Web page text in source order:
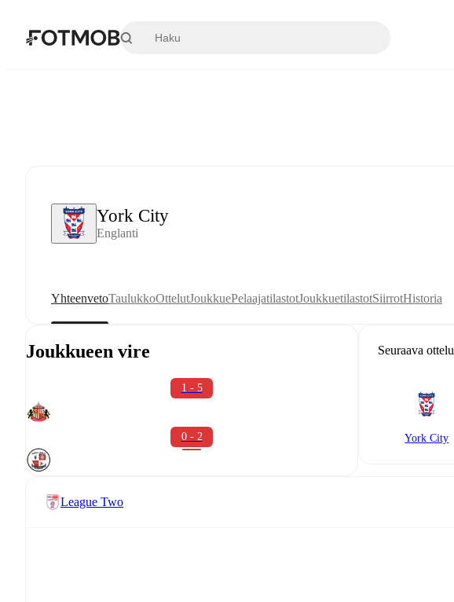
York City
Englanti
YhteenvetoTaulukkoOttelutJoukkuePelaajatilastotJoukkuetilastotSiirrotHistoria
Joukkueen vire
1 - 5
0 - 2
Seuraava ottelu
York City
League Two